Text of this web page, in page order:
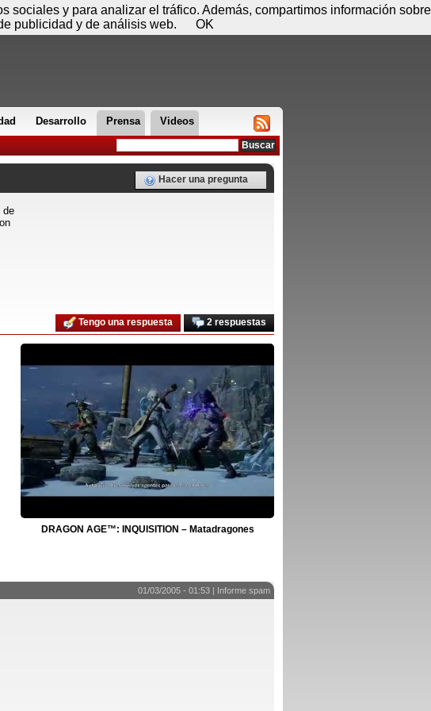
Desarrollo Prensa Videos
Hacer una pregunta
de
2 respuestas
Tengo una respuesta
DRAGON AGE™: INQUISITION – Matadragones
01/03/2005 - 01:53 | Informe spam
Viernes 07 de agosto - 05:35 Registrar Conectar
sociales y para analizar el tráfico. Además, compartimos información sobre
publicidad y de análisis web.
OK